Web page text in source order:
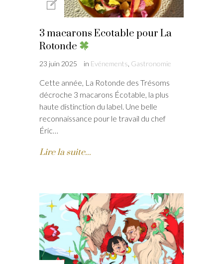
3 macarons Ecotable pour La
Rotonde
23 juin 2025 in Evénements, Gastronomie
Cette année, La Rotonde des Trésoms
décroche 3 macarons Écotable, la plus
haute distinction du label. Une belle
reconnaissance pour le travail du chef
Éric…
Lire la suite...